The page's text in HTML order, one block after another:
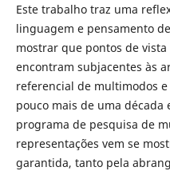
Este trabalho traz uma
linguagem e pensamento
mostrar que pontos de
encontram subjacentes às
referencial de multimodos
pouco mais de uma década
programa de pesquisa de
representações vem se
garantida, tanto pela